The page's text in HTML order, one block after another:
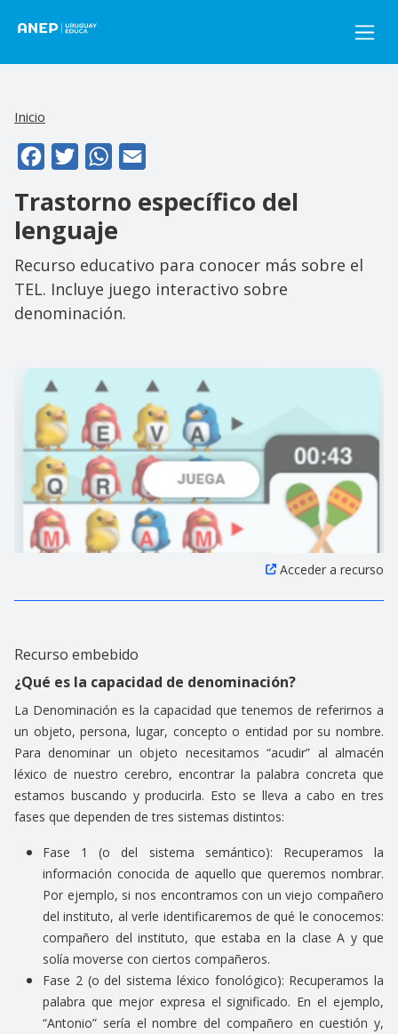
Inicio
FacebookTwitterWhatsApp
Trastorno específico del
lenguaje
Recurso educativo para conocer más sobre el
TEL. Incluye juego interactivo sobre
denominación.
Acceder a recurso
Recurso embebido
¿Qué es la capacidad de denominación?
La Denominación es la capacidad que tenemos de referirnos a
un objeto, persona, lugar, concepto o entidad por su nombre.
Para denominar un objeto necesitamos “acudir” al almacén
léxico de nuestro cerebro, encontrar la palabra concreta que
estamos buscando y producirla. Esto se lleva a cabo en tres
fases que dependen de tres sistemas distintos:
Fase 1 (o del sistema semántico): Recuperamos la
información conocida de aquello que queremos nombrar.
Por ejemplo, si nos encontramos con un viejo compañero
del instituto, al verle identificaremos de qué le conocemos:
compañero del instituto, que estaba en la clase A y que
solía moverse con ciertos compañeros.
Fase 2 (o del sistema léxico fonológico): Recuperamos la
palabra que mejor expresa el significado. En el ejemplo,
“Antonio” sería el nombre del compañero en cuestión y,